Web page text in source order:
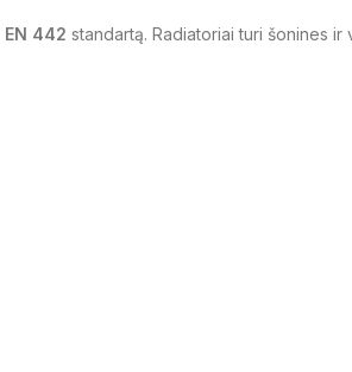
EN 442 standartą. Radiatoriai turi šonines